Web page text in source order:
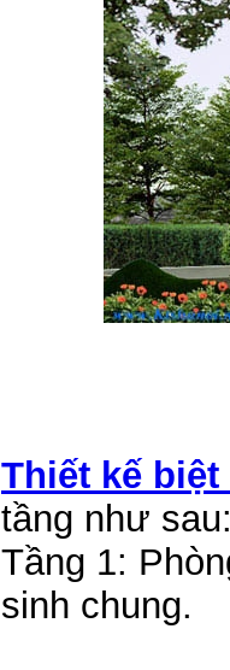
Thiết kế
tầng như
Tầng 1:
sinh chung.